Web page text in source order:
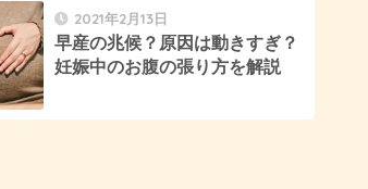
2021年2月13日
早産の兆候？原因は動きすぎ？
妊娠中のお腹の張り方を解説